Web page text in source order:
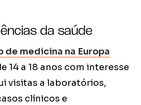
da saúde
de medicina na Europa
14 a 18 anos com interesse
visitas a laboratórios,
clínicos e